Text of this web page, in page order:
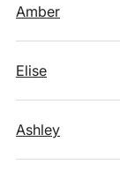
Amber
Elise
Ashley